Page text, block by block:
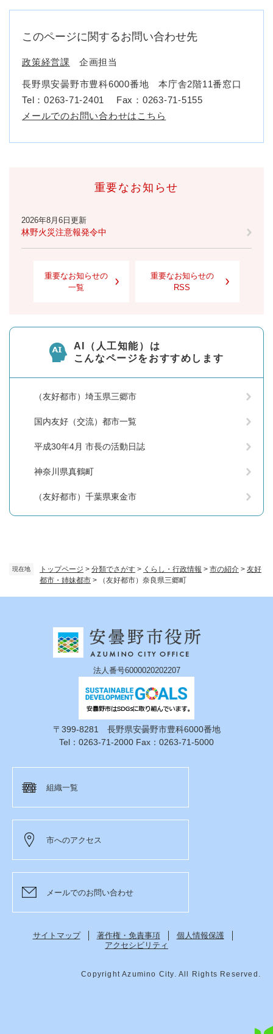
現在地 トップページ > 分類でさがす > くらし・行政情報 > 市の紹介 > 友好
都市・姉妹都市 > （友好都市）奈良県三郷町
このページに関するお問い合わせ先
政策経営課 企画担当
長野県安曇野市豊科6000番地 本庁舎2階11番窓口
Tel：0263-71-2401
Fax：0263-71-5155
メールでのお問い合わせはこちら
重要なお知らせ
2026年8月6日更新
林野火災注意報発令中
重要なお知らせの
一覧
重要なお知らせの
RSS
AI（人工知能）は
こんなページをおすすめします
（友好都市）埼玉県三郷市
国内友好（交流）都市一覧
平成30年4月 市長の活動日誌
神奈川県真鶴町
（友好都市）千葉県東金市
法人番号6000020202207
〒399-8281 長野県安曇野市豊科6000番地
Tel：0263-71-2000 Fax：0263-71-5000
組織一覧
市へのアクセス
メールでのお問い合わせ
サイトマップ 著作権・免責事項
個人情報保護
アクセシビリティ
Copyright Azumino City. All Rights Reserved.